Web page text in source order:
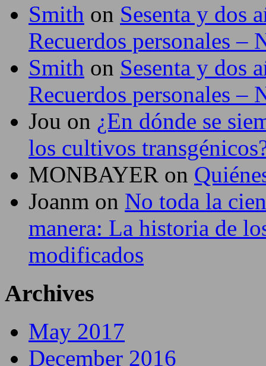
Smith on Sesenta y dos
Recuerdos personales –
Smith on Sesenta y dos
Recuerdos personales –
Jou on ¿En dónde se
los cultivos
MONBAYER on
Joanm on No toda la
manera: La historia de
modificados
Archives
May 2017
December 2016